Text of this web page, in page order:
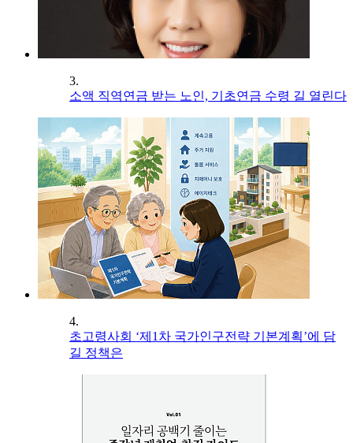
3.
소액 직역연금 받는 노인, 기초연금 수령 길 열린다
4.
초고령사회 ‘제1차 국가인구전략 기본계획’에 담
길 정책은